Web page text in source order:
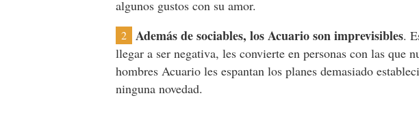
algunos gustos con su amor.
2 Además de sociables, los Acuario son imprevisibles.
llegar a ser negativa, les convierte en personas con las que
hombres Acuario les espantan los planes demasiado
ninguna novedad.